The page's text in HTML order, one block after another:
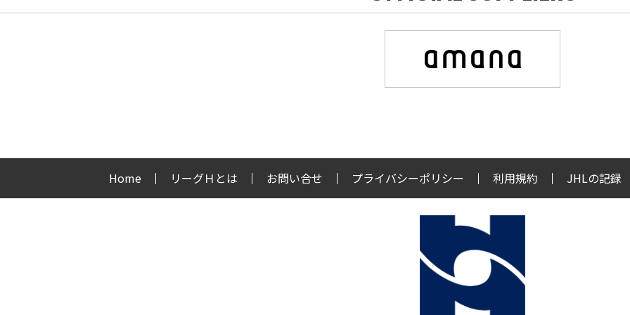
Home リーグＨとは お問い合せ プライバシーポリシー 利用規約 JHLの記録